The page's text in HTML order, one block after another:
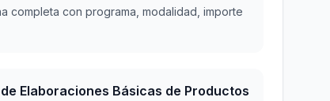
completa con programa, modalidad, importe
Elaboraciones Básicas de Productos